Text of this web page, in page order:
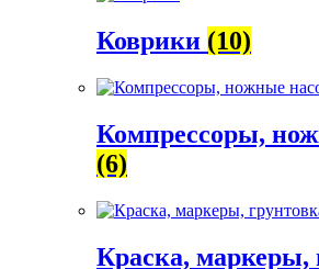
Коврики (10)
Компрессоры,
(6)
Краска, маркеры,